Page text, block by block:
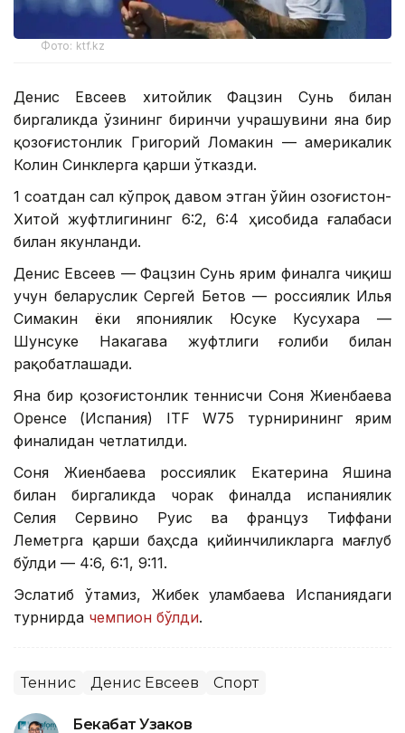
Фото: ktf.kz
Денис Евсеев хитойлик Фацзин Сунь билан
биргаликда ўзининг биринчи учрашувини яна бир
қозоғистонлик Григорий Ломакин — америкалик
Колин Синклерга қарши ўтказди.
1 соатдан сал кўпроқ давом этган ўйин Қозоғистон-
Хитой жуфтлигининг 6:2, 6:4 ҳисобида ғалабаси
билан якунланди.
Денис Евсеев — Фацзин Сунь ярим финалга чиқиш
учун беларуслик Сергей Бетов — россиялик Илья
Симакин ёки япониялик Юсуке Кусухара —
Шунсуке Накагава жуфтлиги ғолиби билан
рақобатлашади.
Яна бир қозоғистонлик теннисчи Соня Жиенбаева
Оренсе (Испания) ITF W75 турнирининг ярим
финалидан четлатилди.
Соня Жиенбаева россиялик Екатерина Яшина
билан биргаликда чорак финалда испаниялик
Селия Сервино Руис ва француз Тиффани
Леметрга қарши баҳсда қийинчиликларга мағлуб
бўлди — 4:6, 6:1, 9:11.
Эслатиб ўтамиз, Жибек Қуламбаева Испаниядаги
турнирда чемпион бўлди.
Теннис Денис Евсеев Спорт
Бекабат Узаков